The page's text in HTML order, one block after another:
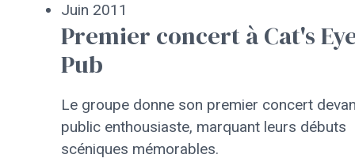
Juin 2011
Premier concert à Cat's
Pub
Le groupe donne son premier concert
public enthousiaste, marquant leurs débuts
scéniques mémorables.